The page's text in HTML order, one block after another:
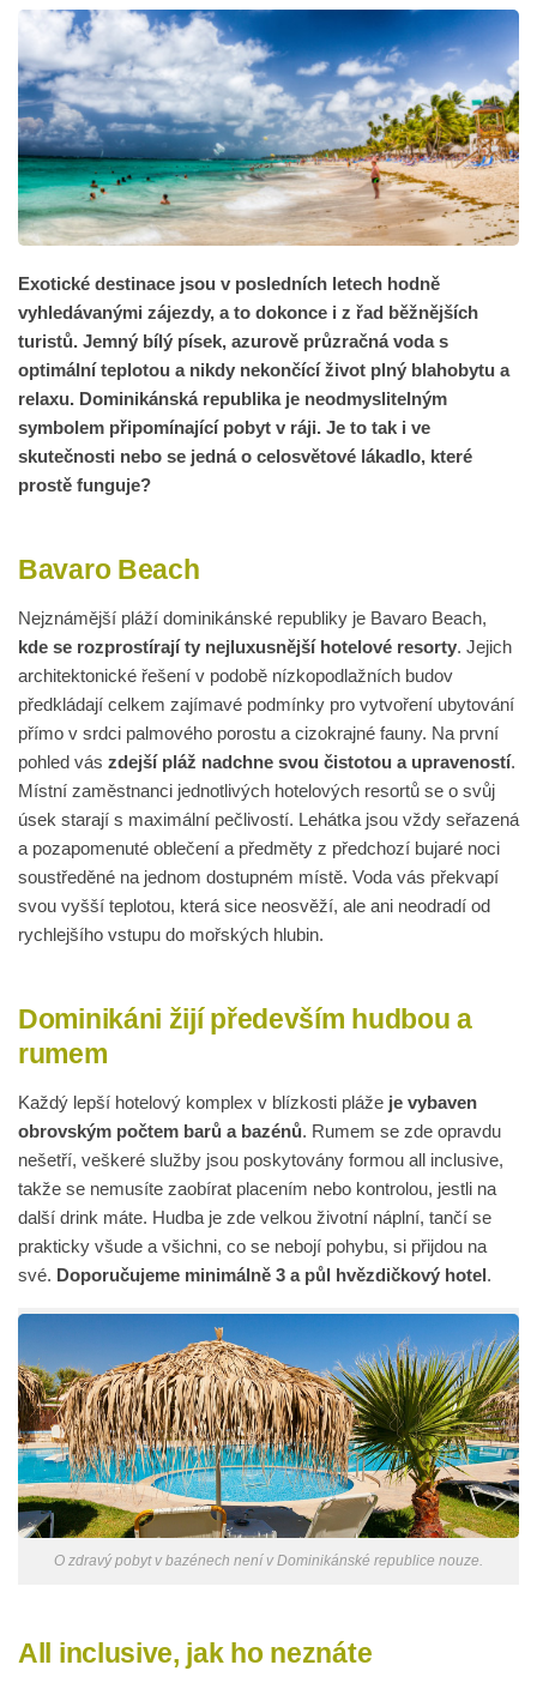
Exotické destinace jsou v posledních letech hodně
vyhledávanými zájezdy, a to dokonce i z řad běžnějších
turistů. Jemný bílý písek, azurově průzračná voda s
optimální teplotou a nikdy nekončící život plný blahobytu a
relaxu. Dominikánská republika je neodmyslitelným
symbolem připomínající pobyt v ráji. Je to tak i ve
skutečnosti nebo se jedná o celosvětové lákadlo, které
prostě funguje?
Bavaro Beach
Nejznámější pláží dominikánské republiky je Bavaro Beach,
kde se rozprostírají ty nejluxusnější hotelové resorty. Jejich
architektonické řešení v podobě nízkopodlažních budov
předkládají celkem zajímavé podmínky pro vytvoření ubytování
přímo v srdci palmového porostu a cizokrajné fauny. Na první
pohled vás zdejší pláž nadchne svou čistotou a upraveností.
Místní zaměstnanci jednotlivých hotelových resortů se o svůj
úsek starají s maximální pečlivostí. Lehátka jsou vždy seřazená
a pozapomenuté oblečení a předměty z předchozí bujaré noci
soustředěné na jednom dostupném místě. Voda vás překvapí
svou vyšší teplotou, která sice neosvěží, ale ani neodradí od
rychlejšího vstupu do mořských hlubin.
Dominikáni žijí především hudbou a
rumem
Každý lepší hotelový komplex v blízkosti pláže je vybaven
obrovským počtem barů a bazénů. Rumem se zde opravdu
nešetří, veškeré služby jsou poskytovány formou all inclusive,
takže se nemusíte zaobírat placením nebo kontrolou, jestli na
další drink máte. Hudba je zde velkou životní náplní, tančí se
prakticky všude a všichni, co se nebojí pohybu, si přijdou na
své. Doporučujeme minimálně 3 a půl hvězdičkový hotel.
O zdravý pobyt v bazénech není v Dominikánské republice nouze.
All inclusive, jak ho neznáte